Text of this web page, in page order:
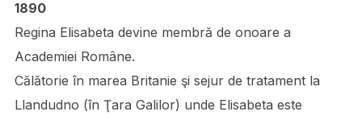
1890
Regina Elisabeta devine membră de onoare a
Academiei Române.
Călătorie în marea Britanie şi sejur de tratament la
Llandudno (în Ţara Galilor) unde Elisabeta este